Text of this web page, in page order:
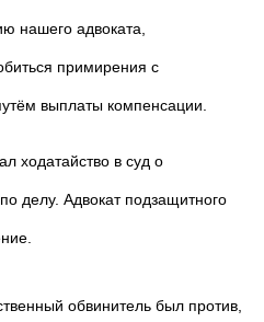
нашего адвоката,
примирения с
выплаты компенсации.
ходатайство в суд о
делу. Адвокат подзащитного
обвинитель был против,